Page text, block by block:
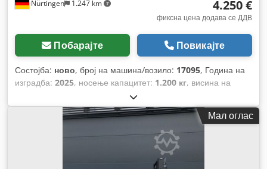
Nürtingen 1.247 km 4.250 €
фиксна цена додава се ДДВ
Побарајте Повикајте
Состојба: ново, број на машина/возило: 17095, Година на
изградба: 2025, носење капацитет: 1.200 кг, висина на
, центар на товарот:
гориво:електричен, тип на јарбол:симплекс, градежна
1.970 мм, напон на батеријата: 24 V, должина на
, вкупна тежина:665 кг,
Мал оглас